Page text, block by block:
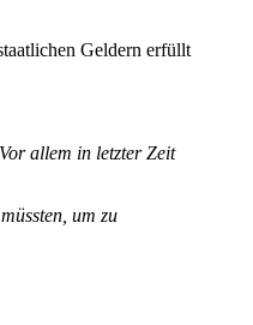
Geldern erfüllt
allem in letzter Zeit
um zu